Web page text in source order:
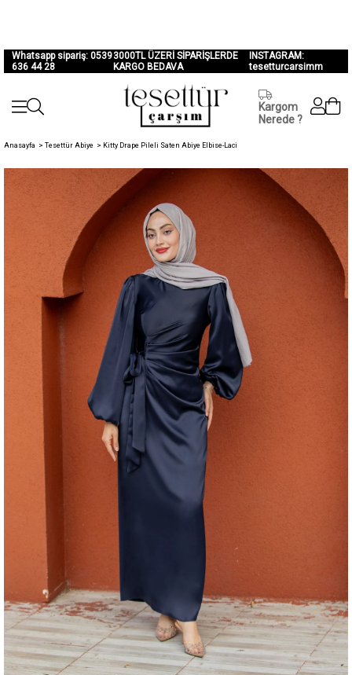
Whatsapp sipariş: 0539
636 44 28
3000TL ÜZERİ SİPARİŞLERDE
KARGO BEDAVA
INSTAGRAM:
tesetturcarsimm
Kargom
Nerede ?
Anasayfa > Tesettür Abiye > Kitty Drape Pileli Saten Abiye Elbise-Laci